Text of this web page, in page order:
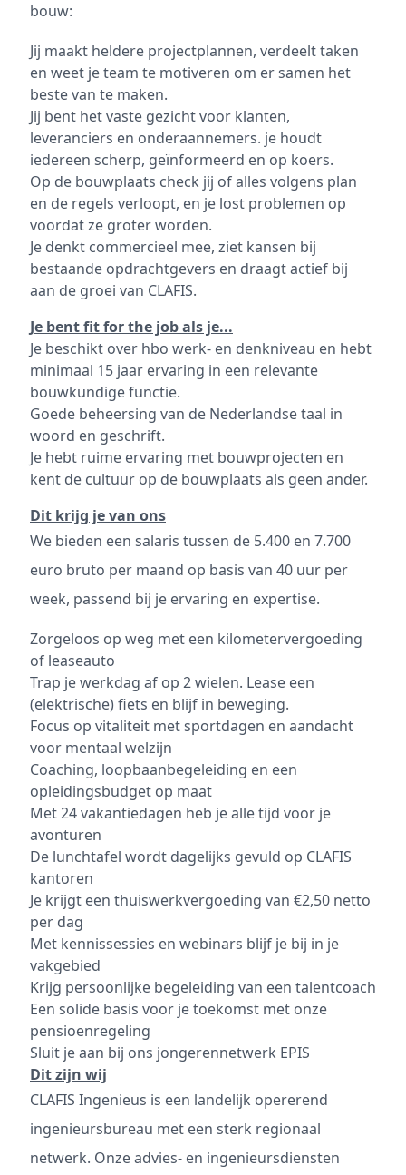
bouw:
Jij maakt heldere projectplannen, verdeelt taken
en weet je team te motiveren om er samen het
beste van te maken.
Jij bent het vaste gezicht voor klanten,
leveranciers en onderaannemers. je houdt
iedereen scherp, geïnformeerd en op koers.
Op de bouwplaats check jij of alles volgens plan
en de regels verloopt, en je lost problemen op
voordat ze groter worden.
Je denkt commercieel mee, ziet kansen bij
bestaande opdrachtgevers en draagt actief bij
aan de groei van CLAFIS.
Je bent fit for the job als je...
Je beschikt over hbo werk- en denkniveau en hebt
minimaal 15 jaar ervaring in een relevante
bouwkundige functie.
Goede beheersing van de Nederlandse taal in
woord en geschrift.
Je hebt ruime ervaring met bouwprojecten en
kent de cultuur op de bouwplaats als geen ander.
Dit krijg je van ons
We bieden een salaris tussen de 5.400 en 7.700
euro bruto per maand op basis van 40 uur per
week, passend bij je ervaring en expertise.
Zorgeloos op weg met een kilometervergoeding
of leaseauto
Trap je werkdag af op 2 wielen. Lease een
(elektrische) fiets en blijf in beweging.
Focus op vitaliteit met sportdagen en aandacht
voor mentaal welzijn
Coaching, loopbaanbegeleiding en een
opleidingsbudget op maat
Met 24 vakantiedagen heb je alle tijd voor je
avonturen
De lunchtafel wordt dagelijks gevuld op CLAFIS
kantoren
Je krijgt een thuiswerkvergoeding van €2,50 netto
per dag
Met kennissessies en webinars blijf je bij in je
vakgebied
Krijg persoonlijke begeleiding van een talentcoach
Een solide basis voor je toekomst met onze
pensioenregeling
Sluit je aan bij ons jongerennetwerk EPIS
Dit zijn wij
CLAFIS Ingenieus is een landelijk opererend
ingenieursbureau met een sterk regionaal
netwerk. Onze advies- en ingenieursdiensten